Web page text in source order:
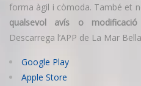
forma àgil i còmoda. També et
qualsevol avís o modificació
Descarrega l’APP de La Mar
Google Play
Apple Store